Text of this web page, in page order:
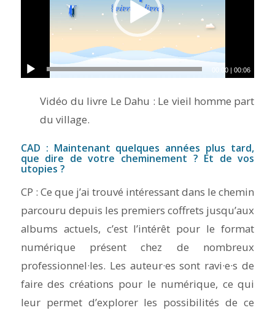
00:00 |00:06
Vidéo du livre Le Dahu : Le vieil homme part
du village.
CAD : Maintenant quelques années plus tard,
que dire de votre cheminement ? Et de vos
utopies ?
CP : Ce que j’ai trouvé intéressant dans le chemin
parcouru depuis les premiers coffrets jusqu’aux
albums actuels, c’est l’intérêt pour le format
numérique présent chez de nombreux
professionnel·les. Les auteur·es sont ravi·e·s de
faire des créations pour le numérique, ce qui
leur permet d’explorer les possibilités de ce